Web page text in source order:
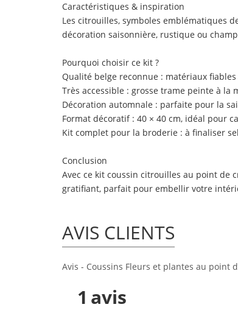
Caractéristiques & inspiration
Les citrouilles, symboles emblématiques
décoration saisonnière, rustique ou
Pourquoi choisir ce kit ?
Qualité belge reconnue : matériaux
Très accessible : grosse trame peinte à
Décoration automnale : parfaite pour la
Format décoratif : 40 × 40 cm, idéal pour
Kit complet pour la broderie : à finaliser
Conclusion
Avec ce kit coussin citrouilles au point de
gratifiant, parfait pour embellir votre
AVIS CLIENTS
Avis - Coussins Fleurs et plantes au point
1 avis